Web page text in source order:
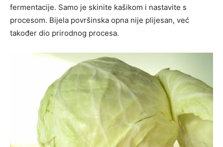
fermentacije. Samo je skinite kašikom i nastavite s
procesom. Bijela površinska opna nije plijesan, već
također dio prirodnog procesa.